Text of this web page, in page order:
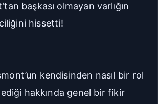
A
Yazı
Boyutu
Rahat Çok Rahat
başkası olmayan varlığın
hissetti!
kendisinden nasıl bir rol
hakkında genel bir fikir